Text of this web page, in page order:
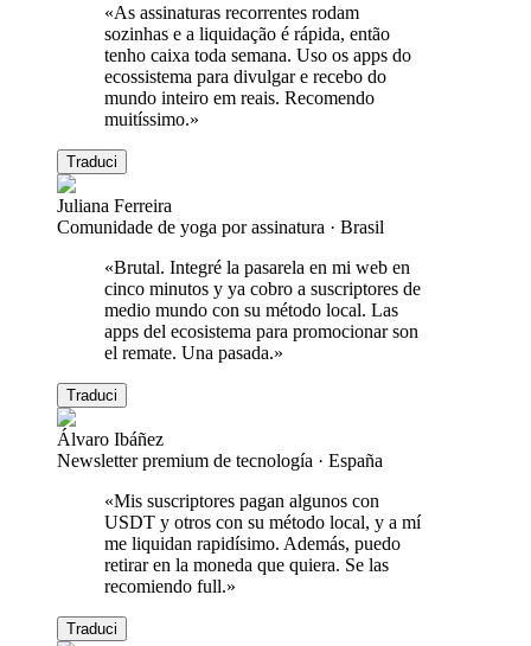
«As assinaturas recorrentes rodam
sozinhas e a liquidação é rápida, então
tenho caixa toda semana. Uso os apps do
ecossistema para divulgar e recebo do
mundo inteiro em reais. Recomendo
muitíssimo.»
Traduci
Juliana Ferreira
Comunidade de yoga por assinatura · Brasil
«Brutal. Integré la pasarela en mi web en
cinco minutos y ya cobro a suscriptores de
medio mundo con su método local. Las
apps del ecosistema para promocionar son
el remate. Una pasada.»
Traduci
Álvaro Ibáñez
Newsletter premium de tecnología · España
«Mis suscriptores pagan algunos con
USDT y otros con su método local, y a mí
me liquidan rapidísimo. Además, puedo
retirar en la moneda que quiera. Se las
recomiendo full.»
Traduci